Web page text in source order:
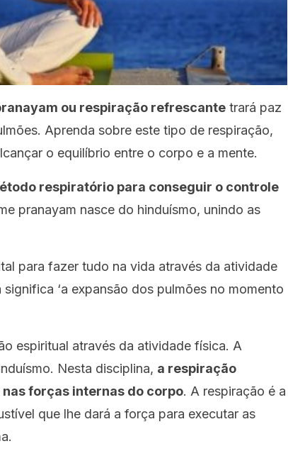
ou respiração refrescante trará paz
Aprenda sobre este tipo de respiração,
o equilíbrio entre o corpo e a mente.
respiratório para conseguir o controle
pranayam nasce do hinduísmo, unindo as
para fazer tudo na vida através da atividade
‘a expansão dos pulmões no momento
espiritual através da atividade física. A
Nesta disciplina, a respiração
forças internas do corpo. A respiração é a
que lhe dará a força para executar as